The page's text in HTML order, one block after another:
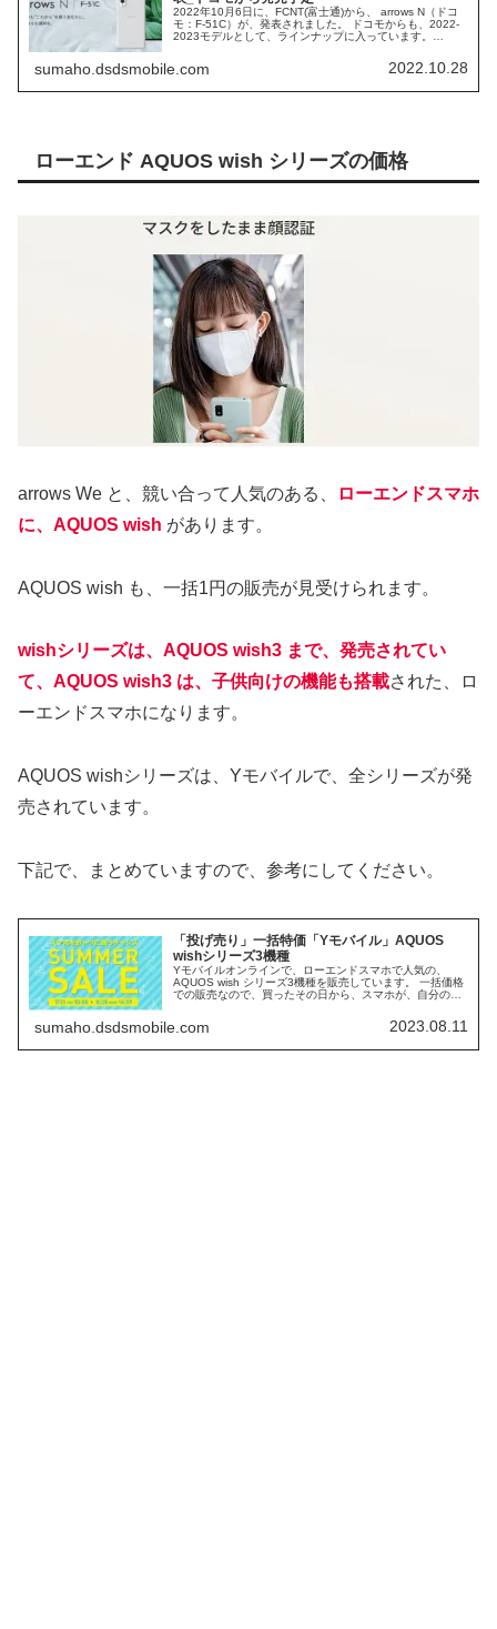
2022年10月6日に、FCNT(富士通)から、 arrows N（ドコ
モ：F-51C）が、発表されました。 ドコモからも、2022-
2023モデルとして、ラインナップに入っています。
ジスマホ「arrows N」の、スペック仕様を検証します。
sumaho.dsdsmobile.com 2022.10.28
ローエンド AQUOS wish シリーズの価格
arrows We と、競い合って人気のある、
ローエンドスマホ
に、AQUOS wish があります。
AQUOS wish も、一括1円の販売が見受けられます。
wishシリーズは、AQUOS wish3 まで、発売されてい
て、AQUOS wish3 は、子供向けの機能も搭載された、ロ
ーエンドスマホになります。
AQUOS wishシリーズは、Yモバイルで、全シリーズが発
売されています。
下記で、まとめていますので、参考にしてください。
「投げ売り」一括特価「Yモバイル」AQUOS
wishシリーズ3機種
Yモバイルオンラインで、ローエンドスマホで人気の、
AQUOS wish シリーズ3機種を販売しています。 一括価格
での販売なので、買ったその日から、スマホが、自分の物
AQUOS wishシリーズの特徴をまとめます。
sumaho.dsdsmobile.com 2023.08.11